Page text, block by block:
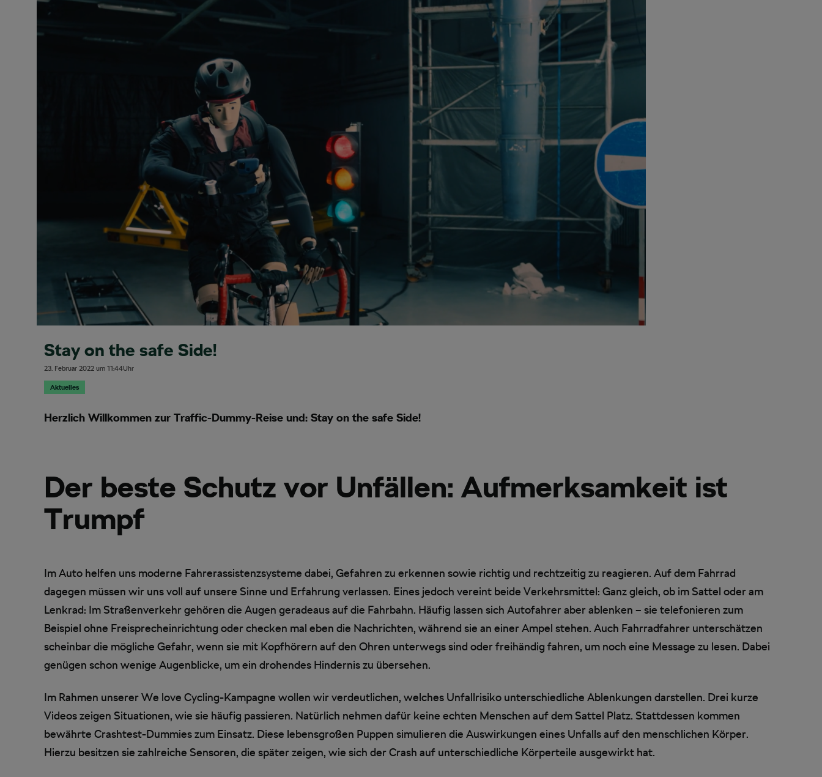
Stay on the safe Side!
23. Februar 2022 um 11:44Uhr
Aktuelles
Herzlich Willkommen zur Traffic-Dummy-Reise und: Stay on the safe Side!
Der beste Schutz vor Unfällen: Aufmerksamkeit ist
Trumpf
Im Auto helfen uns moderne Fahrerassistenzsysteme dabei, Gefahren zu erkennen sowie richtig und rechtzeitig zu reagieren. Auf dem Fahrrad
dagegen müssen wir uns voll auf unsere Sinne und Erfahrung verlassen. Eines jedoch vereint beide Verkehrsmittel: Ganz gleich, ob im Sattel oder am
Lenkrad: Im Straßenverkehr gehören die Augen geradeaus auf die Fahrbahn. Häufig lassen sich Autofahrer aber ablenken – sie telefonieren zum
Beispiel ohne Freisprecheinrichtung oder checken mal eben die Nachrichten, während sie an einer Ampel stehen. Auch Fahrradfahrer unterschätzen
scheinbar die mögliche Gefahr, wenn sie mit Kopfhörern auf den Ohren unterwegs sind oder freihändig fahren, um noch eine Message zu lesen. Dabei
genügen schon wenige Augenblicke, um ein drohendes Hindernis zu übersehen.
Im Rahmen unserer We love Cycling-Kampagne wollen wir verdeutlichen, welches Unfallrisiko unterschiedliche Ablenkungen darstellen. Drei kurze
Videos zeigen Situationen, wie sie häufig passieren. Natürlich nehmen dafür keine echten Menschen auf dem Sattel Platz. Stattdessen kommen
bewährte Crashtest-Dummies zum Einsatz. Diese lebensgroßen Puppen simulieren die Auswirkungen eines Unfalls auf den menschlichen Körper.
Hierzu besitzen sie zahlreiche Sensoren, die später zeigen, wie sich der Crash auf unterschiedliche Körperteile ausgewirkt hat.